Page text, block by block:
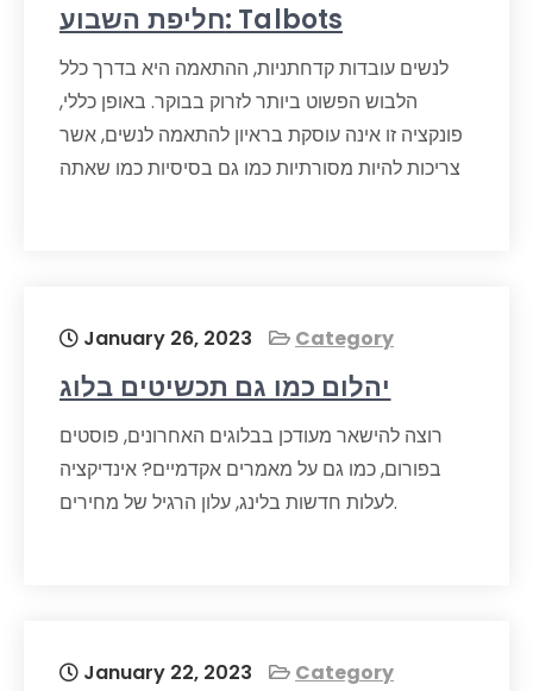
חליפת השבוע: Talbots
לנשים עובדות קדחתניות, ההתאמה היא בדרך כלל
הלבוש הפשוט ביותר לזרוק בבוקר. באופן כללי,
פונקציה זו אינה עוסקת בראיון להתאמה לנשים, אשר
צריכות להיות מסורתיות כמו גם בסיסיות כמו שאתה
January 26, 2023 Category
יהלום כמו גם תכשיטים בלוג
רוצה להישאר מעודכן בבלוגים האחרונים, פוסטים
בפורום, כמו גם על מאמרים אקדמיים? אינדיקציה
לעלות חדשות בלינג, עלון הרגיל של מחירים.
January 22, 2023 Category